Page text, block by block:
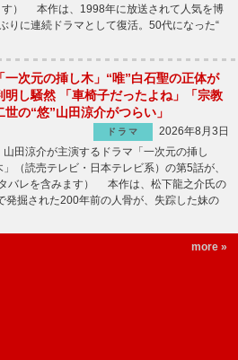
す） 本作は、1998年に放送されて人気を博
りに連続ドラマとして復活。50代になった“
「一次元の挿し木」“唯”白石聖の正体が
明し騒然 「車椅子だったよね」「宗教
世の“悠”山田涼介がつらい」
ドラマ
2026年8月3日
山田涼介が主演するドラマ「一次元の挿し
」（読売テレビ・日本テレビ系）の第5話が、
バレを含みます） 本作は、松下龍之介氏の
発掘された200年前の人骨が、失踪した妹の
more »